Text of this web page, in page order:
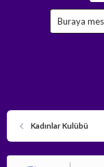
Buraya
Kadınlar Kulübü